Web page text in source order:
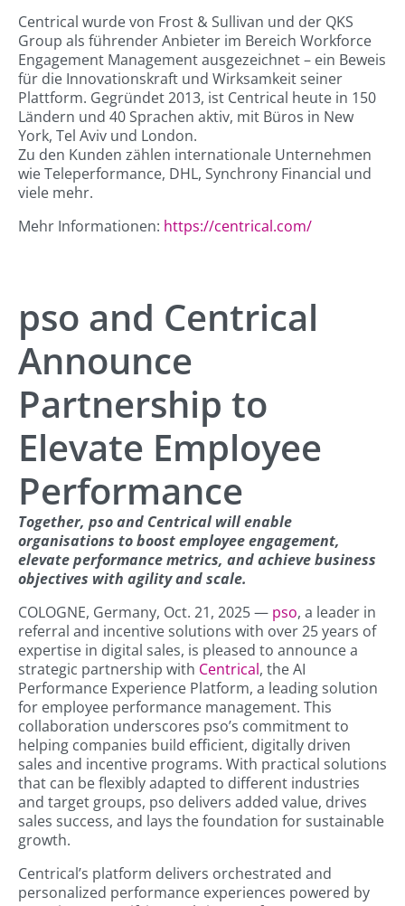
Centrical wurde von Frost & Sullivan und der QKS
Group als führender Anbieter im Bereich Workforce
Engagement Management ausgezeichnet – ein Beweis
für die Innovationskraft und Wirksamkeit seiner
Plattform. Gegründet 2013, ist Centrical heute in 150
Ländern und 40 Sprachen aktiv, mit Büros in New
York, Tel Aviv und London.
Zu den Kunden zählen internationale Unternehmen
wie Teleperformance, DHL, Synchrony Financial und
viele mehr.
Mehr Informationen: https://centrical.com/
pso and Centrical
Announce
Partnership to
Elevate Employee
Performance
Together, pso and Centrical will enable
organisations to boost employee engagement,
elevate performance metrics, and achieve business
objectives with agility and scale.
COLOGNE, Germany, Oct. 21, 2025 — pso, a leader in
referral and incentive solutions with over 25 years of
expertise in digital sales, is pleased to announce a
strategic partnership with Centrical, the AI
Performance Experience Platform, a leading solution
for employee performance management. This
collaboration underscores pso’s commitment to
helping companies build efficient, digitally driven
sales and incentive programs. With practical solutions
that can be flexibly adapted to different industries
and target groups, pso delivers added value, drives
sales success, and lays the foundation for sustainable
growth.
Centrical’s platform delivers orchestrated and
personalized performance experiences powered by